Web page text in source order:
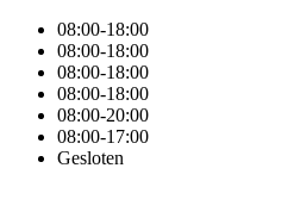
08:00-18:00
08:00-18:00
08:00-18:00
08:00-18:00
08:00-20:00
08:00-17:00
Gesloten